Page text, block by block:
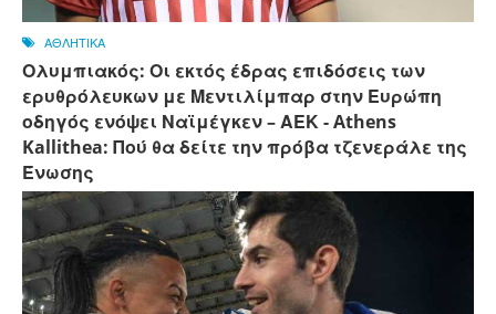
ΑΘΛΗΤΙΚΑ
Ολυμπιακός: Οι εκτός έδρας επιδόσεις των
ερυθρόλευκων με Μεντιλίμπαρ στην Ευρώπη
οδηγός ενόψει Ναϊμέγκεν – ΑΕΚ - Athens
Kallithea: Πού θα δείτε την πρόβα τζενεράλε της
Ένωσης